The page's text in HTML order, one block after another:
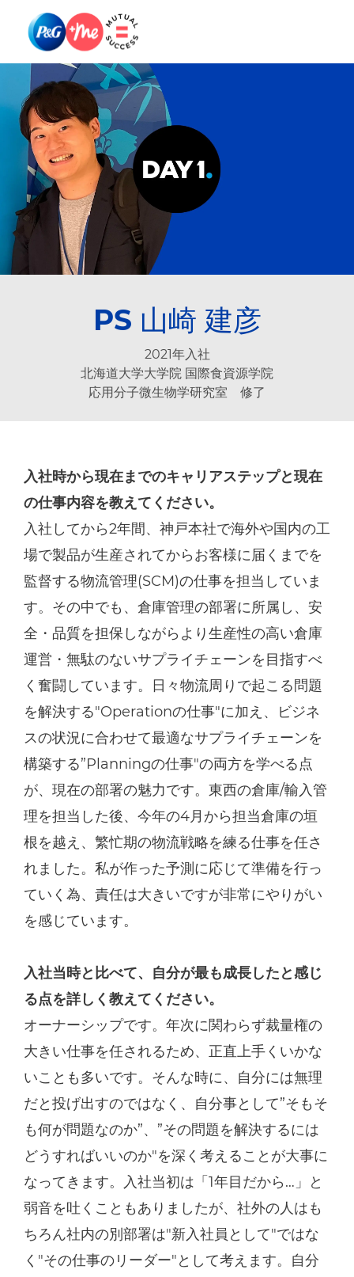
PS 山崎 建彦
2021年入社
北海道大学大学院 国際食資源学院
​​​​​​​応用分子微生物学研究室 修了
入社時から現在までのキャリアステップと現在
の仕事内容を教えてください。
入社してから2年間、神戸本社で海外や国内の工
場で製品が生産されてからお客様に届くまでを
監督する物流管理(SCM)の仕事を担当していま
す。その中でも、倉庫管理の部署に所属し、安
全・品質を担保しながらより生産性の高い倉庫
運営・無駄のないサプライチェーンを目指すべ
く奮闘しています。日々物流周りで起こる問題
を解決する"Operationの仕事"に加え、ビジネ
スの状況に合わせて最適なサプライチェーンを
構築する”Planningの仕事"の両方を学べる点
が、現在の部署の魅力です。東西の倉庫/輸入管
理を担当した後、今年の4月から担当倉庫の垣
根を越え、繁忙期の物流戦略を練る仕事を任さ
れました。私が作った予測に応じて準備を行っ
ていく為、責任は大きいですが非常にやりがい
を感じています。
入社当時と比べて、自分が最も成長したと感じ
る点を詳しく教えてください。
オーナーシップです。年次に関わらず裁量権の
大きい仕事を任されるため、正直上手くいかな
いことも多いです。そんな時に、自分には無理
だと投げ出すのではなく、自分事として”そもそ
も何が問題なのか”、”その問題を解決するには
どうすればいいのか"を深く考えることが大事に
なってきます。入社当初は「1年目だから…」と
弱音を吐くこともありましたが、社外の人はも
ちろん社内の別部署は"新入社員として"ではな
く"その仕事のリーダー"として考えます。自分